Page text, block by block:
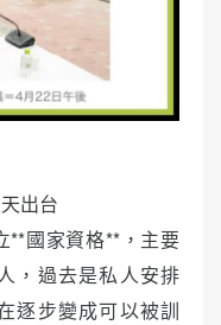
出台
**國家資格**，主要
，過去是私人安排
逐步變成可以被訓